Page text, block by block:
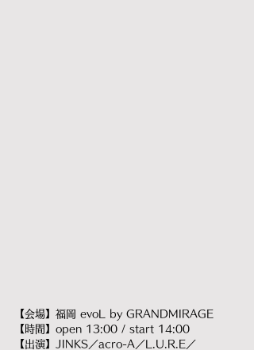
【会場】福岡 evoL by GRANDMIRAGE
【時間】open 13:00 / start 14:00
【出演】JINKS／acro-A／L.U.R.E／